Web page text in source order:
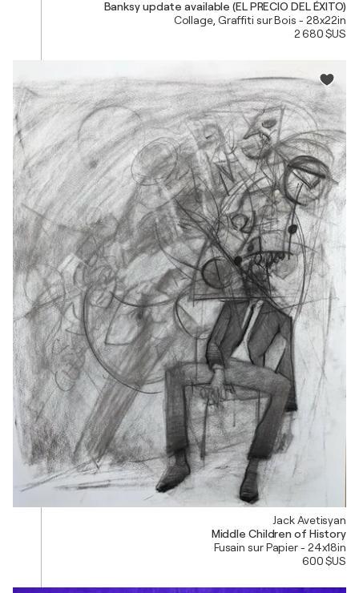
Banksy update available (EL PRECIO DEL ÉXITO)
Collage, Graffiti sur Bois - 28x22in
2 680 $US
Jack Avetisyan
Middle Children of History
Fusain sur Papier - 24x18in
600 $US